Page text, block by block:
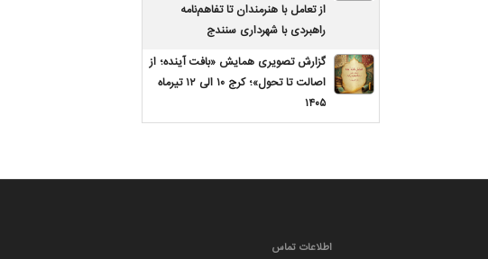
از تعامل با هنرمندان تا تفاهم‌نامه
راهبردی با شهرداری سنندج
گزارش تصویری همایش «بافت آینده؛ از
اصالت تا تحول»؛ کرج ۱۰ الی ۱۲ تیرماه
۱۴۰۵
اطلاعات تماس